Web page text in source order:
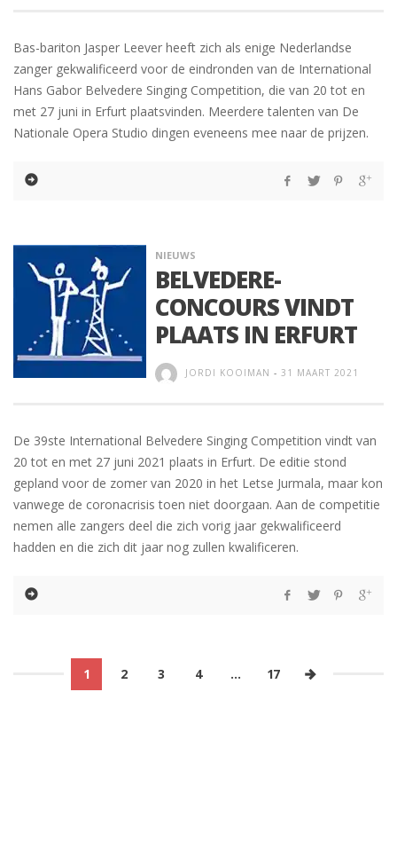
Bas-bariton Jasper Leever heeft zich als enige Nederlandse
zanger gekwalificeerd voor de eindronden van de International
Hans Gabor Belvedere Singing Competition, die van 20 tot en
met 27 juni in Erfurt plaatsvinden. Meerdere talenten van De
Nationale Opera Studio dingen eveneens mee naar de prijzen.
NIEUWS
BELVEDERE-
CONCOURS VINDT
PLAATS IN ERFURT
JORDI KOOIMAN - 31 MAART 2021
De 39ste International Belvedere Singing Competition vindt van
20 tot en met 27 juni 2021 plaats in Erfurt. De editie stond
gepland voor de zomer van 2020 in het Letse Jurmala, maar kon
vanwege de coronacrisis toen niet doorgaan. Aan de competitie
nemen alle zangers deel die zich vorig jaar gekwalificeerd
hadden en die zich dit jaar nog zullen kwalificeren.
1 2 3 4 … 17